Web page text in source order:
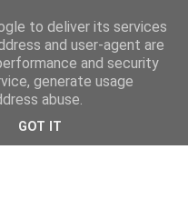
to deliver its services
and user-agent are
and security
generate usage
abuse.
GOT IT